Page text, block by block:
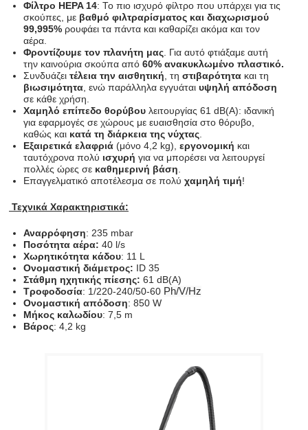
Φίλτρο HEPA 14: Το πιο ισχυρό φίλτρο που υπάρχει για τις
σκούπες, με βαθμό φιλτραρίσματος και διαχωρισμού
99,995%ρουφάει τα πάντα και καθαρίζει ακόμα και τον
αέρα.
Φροντίζουμε τον πλανήτη μας. Για αυτό φτιάξαμε αυτή
την καινούρια σκούπα από 60% ανακυκλωμένο πλαστικό.
Συνδυάζει τέλεια την αισθητική, τη στιβαρότητα και τη
βιωσιμότητα, ενώ παράλληλα εγγυάται υψηλή απόδοση
σε κάθε χρήση.
Χαμηλό επίπεδο θορύβουλειτουργίας 61 dB(A): ιδανική
για εφαρμογές σε χώρους με ευαισθησία στο θόρυβο,
καθώς και κατά τη διάρκεια της νύχτας.
Εξαιρετικά ελαφριά(μόνο 4,2 kg), εργονομική και
ταυτόχρονα πολύ ισχυρή για να μπορέσει να λειτουργεί
πολλές ώρες σε καθημερινή βάση.
Επαγγελματικό αποτέλεσμα σε πολύ χαμηλή τιμή!
Τεχνικά Χαρακτηριστικά:
Αναρρόφηση: 235 mbar
Ποσότητα αέρα: 40 l/s
Χωρητικότητα κάδου: 11 L
Ονομαστική διάμετρος:
ID 35
Στάθμη ηχητικής πίεσης: 61 dB(A)
Τροφοδοσία: 1/220-240/50-60 Ph/V/Hz
Ονομαστική απόδοση: 850 W
Μήκος καλωδίου: 7,5 m
Βάρος: 4,2 kg